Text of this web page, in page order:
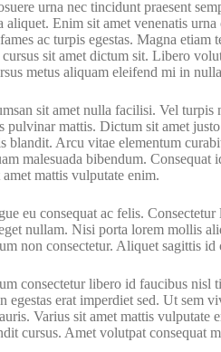
urna nec tincidunt praesent
Enim sit amet venenatis
ac turpis egestas. Magna
sit amet dictum sit. Libero
metus aliquam eleifend mi in
sit amet nulla facilisi. Vel turpis
mattis. Dictum sit amet
blandit. Arcu vitae elementum
malesuada bibendum. Consequat
mattis vulputate enim.
eu consequat ac felis.
nullam. Nisi porta lorem mollis
non consectetur. Aliquet sagittis id
consectetur libero id faucibus nisl
erat imperdiet sed. Ut sem
Varius sit amet mattis vulputate
cursus. Amet volutpat consequat